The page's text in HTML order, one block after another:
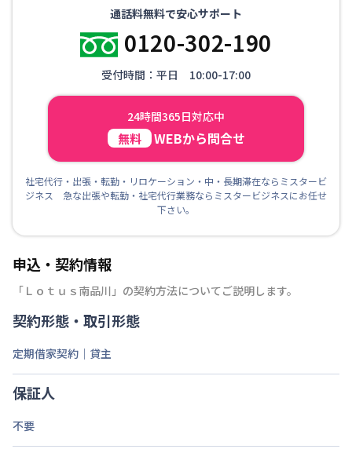
通話料無料で安心サポート
0120-302-190
受付時間：平日 10:00-17:00
24時間365日対応中
無料 WEBから問合せ
社宅代行・出張・転勤・リロケーション・中・長期滞在ならミスタービ
ジネス 急な出張や転勤・社宅代行業務ならミスタービジネスにお任せ
下さい。
申込・契約情報
「 Ｌｏｔｕｓ南品川 」の契約方法についてご説明します。
契約形態・取引形態
定期借家契約｜貸主
保証人
不要